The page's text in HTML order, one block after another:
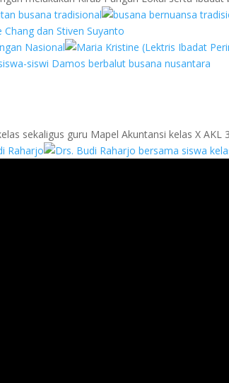
sekaligus guru Mapel Akuntansi kelas X AKL